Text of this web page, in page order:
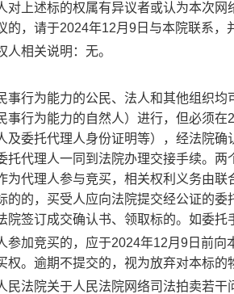
对上述标的权属有异议者或认为本次
的，请于2024年12月9日 与本院联系，
人相关说明： 无。
事行为能力的公民、法人和其他组织
事行为能力的自然人）进行，但必须在
及委托代理人身份证明等），经法院
托代理人一同到法院办理交接手续。
为代理人参与竞买，相关权利义务由
的的，买受人应向法院提交经公证的
院签订成交确认书、领取标的。如委
参加竞买的，应于2024年12月9日前向
权。逾期不提交的，视为放弃对本标的
民法院关于人民法院网络司法拍卖若